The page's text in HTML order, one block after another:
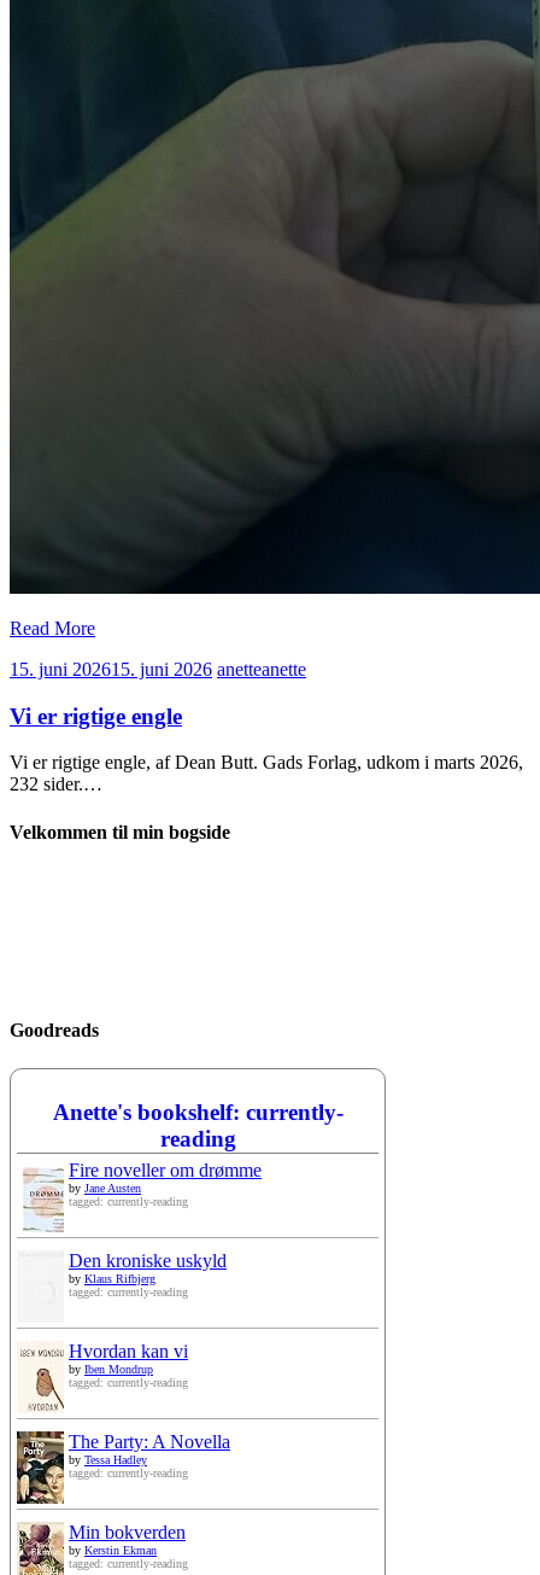
Read More
15. juni 202615. juni 2026 anetteanette
Vi er rigtige engle
Vi er rigtige engle, af Dean Butt. Gads Forlag, udkom i marts 2026,
232 sider.…
Velkommen til min bogside
Goodreads
Anette's bookshelf: currently-
reading
Fire noveller om drømme
by Jane Austen
tagged: currently-reading
Den kroniske uskyld
by Klaus Rifbjerg
tagged: currently-reading
Hvordan kan vi
by Iben Mondrup
tagged: currently-reading
The Party: A Novella
by Tessa Hadley
tagged: currently-reading
Min bokverden
by Kerstin Ekman
tagged: currently-reading